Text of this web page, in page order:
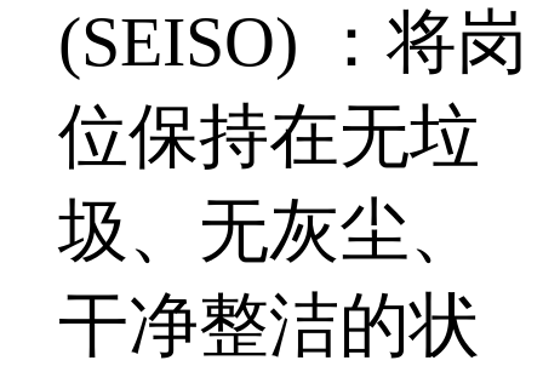
(SEISO) ：将岗
位保持在无垃
圾、无灰尘、
干净整洁的状